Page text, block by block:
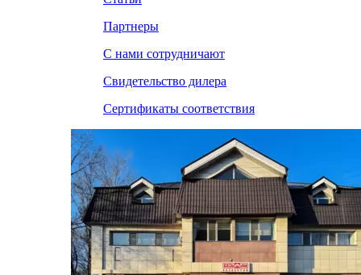
Партнеры
С нами сотрудничают
Свидетельство дилера
Сертификаты соответствия